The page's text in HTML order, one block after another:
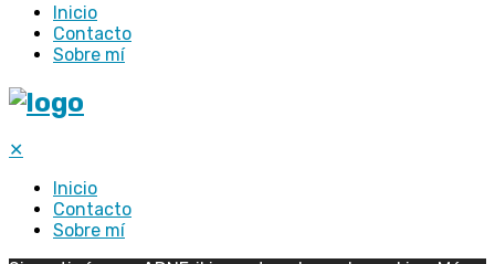
Inicio
Contacto
Sobre mí
✕
Inicio
Contacto
Sobre mí